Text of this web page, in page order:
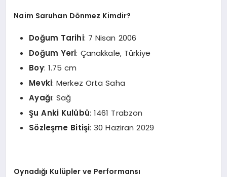
Naim Saruhan Dönmez Kimdir?
Doğum Tarihi: 7 Nisan 2006
Doğum Yeri: Çanakkale, Türkiye
Boy: 1.75 cm
Mevki: Merkez Orta Saha
Ayağı: Sağ
Şu Anki Kulübü: 1461 Trabzon
Sözleşme Bitişi: 30 Haziran 2029
Oynadığı Kulüpler ve Performansı